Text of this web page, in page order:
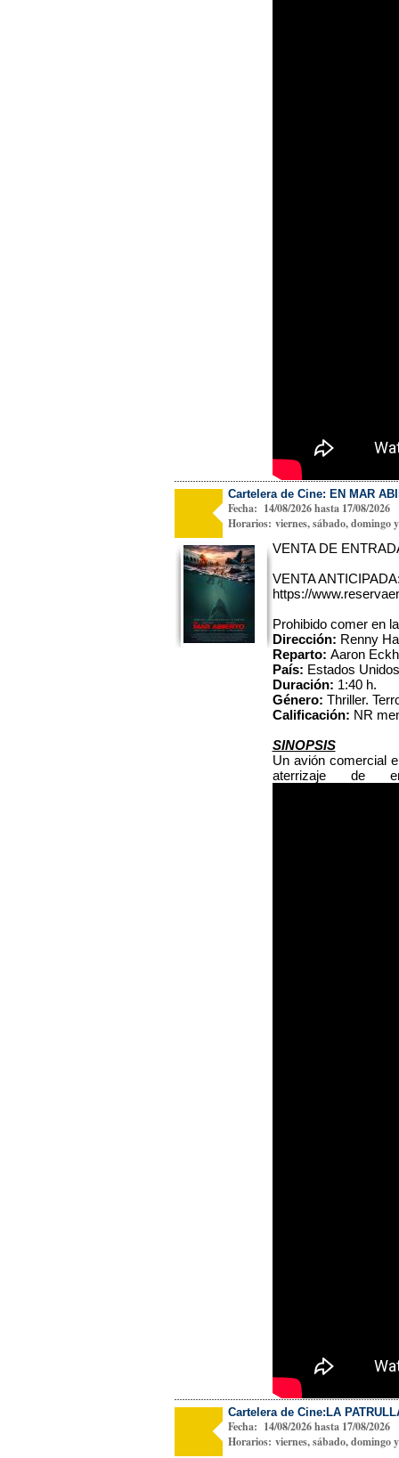
Cartelera de Cine: EN MAR
Fecha: 14/08/2026 hasta 17/08/2026
Horarios: viernes, sábado, domingo
VENTA DE
VENTA
https://
Prohibido comer en
Dirección: Renny
Reparto: Aaron
País: Estados Unidos
Duración: 1:40 h.
Género: Thriller.
Calificación: NR
SINOPSIS
Un avión comercial
aterrizaje de
Cartelera de Cine:LA
Fecha: 14/08/2026 hasta 17/08/2026
Horarios: viernes, sábado, domingo